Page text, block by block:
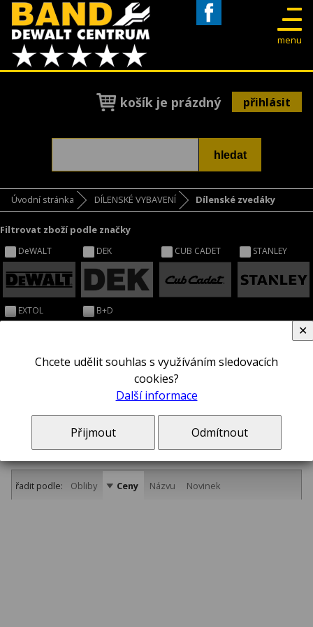
menu
košík je prázdný přihlásit
Úvodní stránka DÍLENSKÉ VYBAVENÍ Dílenské zvedáky
Filtrovat zboží podle značky
DeWALT DEK CUB CADET STANLEY
EXTOL B+D
Dílenské zvedáky
řadit podle: Obliby Ceny Názvu Novinek
Chcete udělit souhlas s využíváním sledovacích
cookies?
Další informace
Přijmout Odmítnout
✕